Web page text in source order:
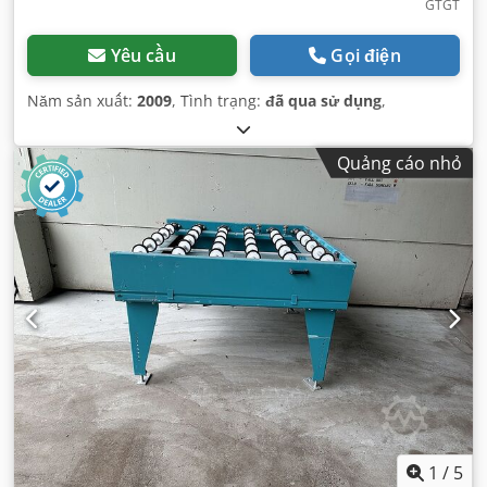
GTGT
Yêu cầu Gọi điện
Năm sản xuất: 2009, Tình trạng: đã qua sử dụng,
Quảng cáo nhỏ
1 / 5